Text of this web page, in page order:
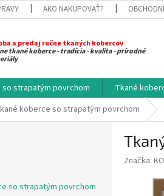
AKO NAKUPOVAŤ?
a predaj ručne tkaných kobercov
tkané koberce - tradícia - kvalita - prírodné
strapatým povrchom Tkané
koberce so strapatým povrchom
so strapatým povrchom
Značka: